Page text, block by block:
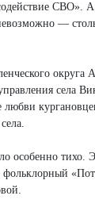
СВО».
—
округа
села
особенно тихо.